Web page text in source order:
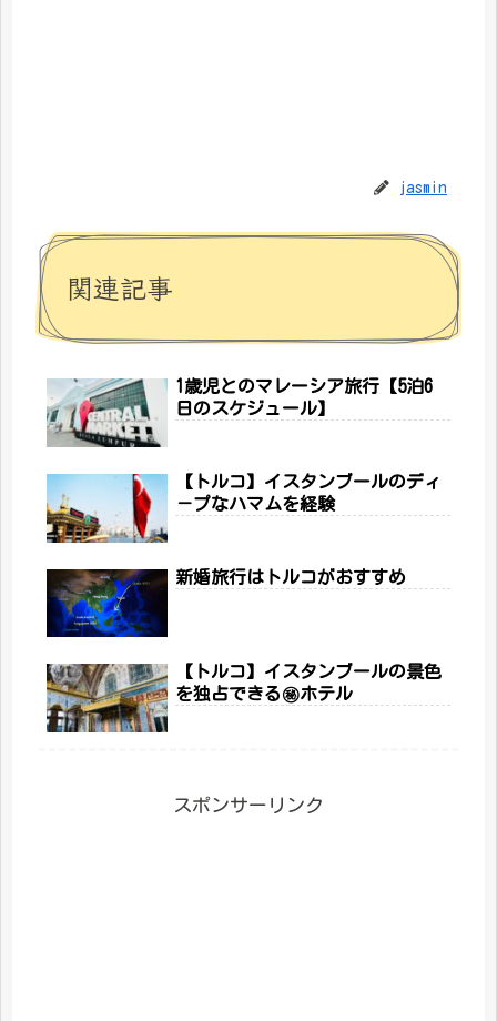
jasmin
関連記事
1歳児とのマレーシア旅行【5泊6
日のスケジュール】
【トルコ】イスタンブールのディ
－プなハマムを経験
新婚旅行はトルコがおすすめ
【トルコ】イスタンブールの景色
を独占できる㊙ホテル
スポンサーリンク